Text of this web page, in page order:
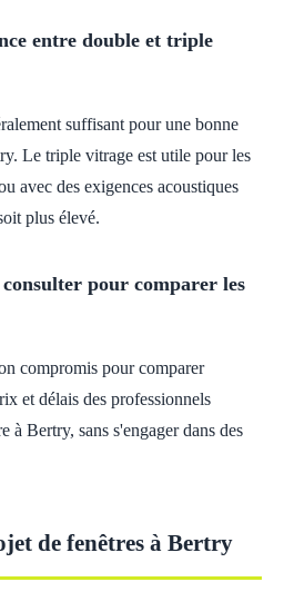
entre double et triple
suffisant pour une bonne
Le triple vitrage est utile pour les
avec des exigences acoustiques
plus élevé.
pour comparer les
compromis pour comparer
et délais des professionnels
à Bertry, sans s'engager dans des
de fenêtres à Bertry